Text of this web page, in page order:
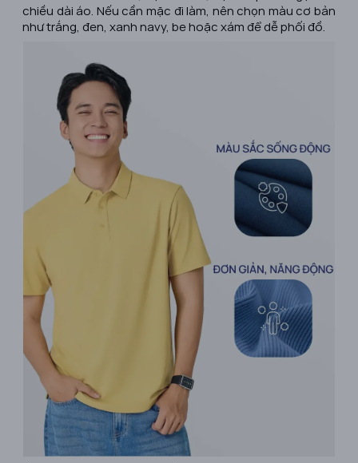
chiều dài áo. Nếu cần mặc đi làm, nên chọn màu cơ bản
như trắng, đen, xanh navy, be hoặc xám để dễ phối đồ.